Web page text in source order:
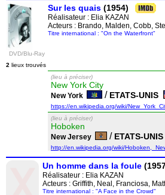
DVD/Blu-Ray
Sur les quais (1954)
Réalisateur : Elia KAZAN
Acteurs : Brando, Malden, Cobb,
Titre international : "On the Waterfront"
2 lieux trouvés
(lieu à préciser)
New York City
New York / ETATS-UNIS
https://en.wikipedia.org/wiki/
(lieu à préciser)
Hoboken
New Jersey / ETATS-UNIS
http://en.wikipedia.org/wiki/
Un homme dans la foule
Réalisateur : Elia KAZAN
Acteurs : Griffith, Neal, Franciosa,
Titre international : "A Face in the Crowd"